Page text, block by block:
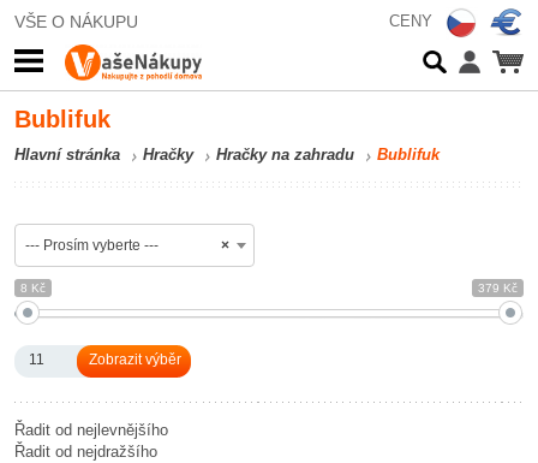
VŠE O NÁKUPU CENY
Bublifuk
Hlavní stránka Hračky Hračky na zahradu Bublifuk
×
--- Prosím vyberte ---
8 Kč 379 Kč
11
Řadit od nejlevnějšího
Řadit od nejdražšího